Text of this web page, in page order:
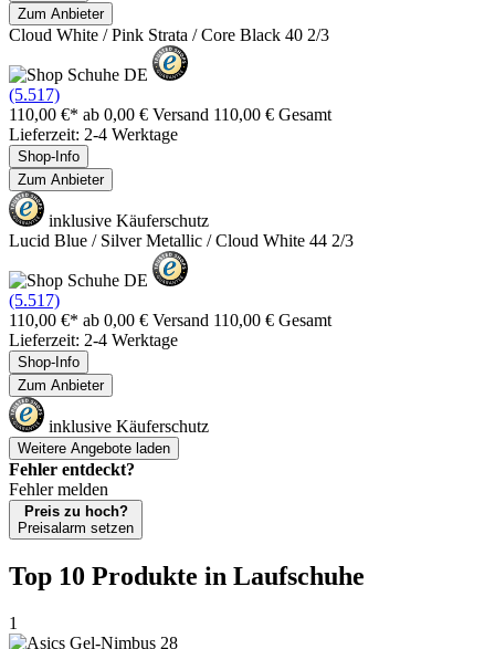
Zum Anbieter
Cloud White / Pink Strata / Core Black 40 2/3
(5.517)
110,00 €* ab 0,00 € Versand 110,00 € Gesamt
Lieferzeit: 2-4 Werktage
Shop-Info
Zum Anbieter
inklusive Käuferschutz
Lucid Blue / Silver Metallic / Cloud White 44 2/3
(5.517)
110,00 €* ab 0,00 € Versand 110,00 € Gesamt
Lieferzeit: 2-4 Werktage
Shop-Info
Zum Anbieter
inklusive Käuferschutz
Weitere Angebote laden
Fehler entdeckt?
Fehler melden
Preis zu hoch?
Preisalarm setzen
Top 10 Produkte in Laufschuhe
1